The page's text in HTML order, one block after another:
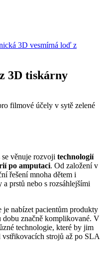
3D vesmírná loď z
3D tiskárny
se věnuje rozvoji technologií
po amputaci. Od založení v
řešení mnoha dětem i
prstů nebo s rozsáhlejšími
nabízet pacientům produkty
značně komplikované. V
technologie, které by jim
strojů až po SLA